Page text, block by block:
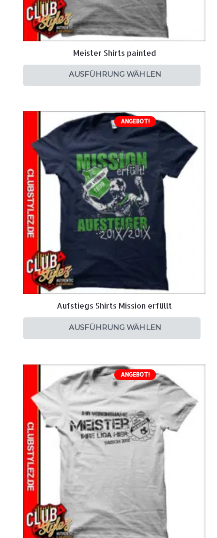
Meister Shirts painted
AUSFÜHRUNG WÄHLEN
ANGEBOT!
Aufstiegs Shirts Mission erfüllt
AUSFÜHRUNG WÄHLEN
ANGEBOT!